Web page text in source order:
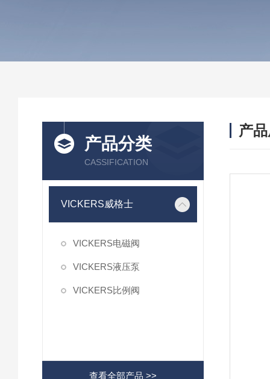
产品分类
CASSIFICATION
VICKERS威格士
VICKERS电磁阀
VICKERS液压泵
VICKERS比例阀
查看全部产品 >>
产